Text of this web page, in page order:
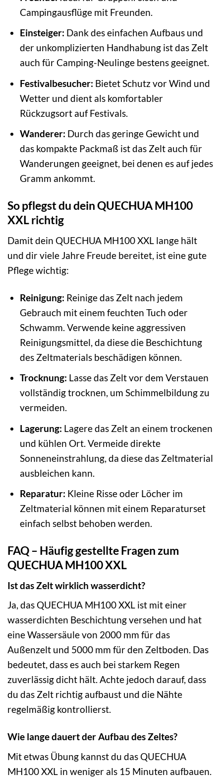
Campingausflüge mit Freunden.
Einsteiger: Dank des einfachen Aufbaus und
der unkomplizierten Handhabung ist das Zelt
auch für Camping-Neulinge bestens geeignet.
Festivalbesucher: Bietet Schutz vor Wind und
Wetter und dient als komfortabler
Rückzugsort auf Festivals.
Wanderer: Durch das geringe Gewicht und
das kompakte Packmaß ist das Zelt auch für
Wanderungen geeignet, bei denen es auf jedes
Gramm ankommt.
So pflegst du dein QUECHUA MH100
XXL richtig
Damit dein QUECHUA MH100 XXL lange hält
und dir viele Jahre Freude bereitet, ist eine gute
Pflege wichtig:
Reinigung: Reinige das Zelt nach jedem
Gebrauch mit einem feuchten Tuch oder
Schwamm. Verwende keine aggressiven
Reinigungsmittel, da diese die Beschichtung
des Zeltmaterials beschädigen können.
Trocknung: Lasse das Zelt vor dem Verstauen
vollständig trocknen, um Schimmelbildung zu
vermeiden.
Lagerung: Lagere das Zelt an einem trockenen
und kühlen Ort. Vermeide direkte
Sonneneinstrahlung, da diese das Zeltmaterial
ausbleichen kann.
Reparatur: Kleine Risse oder Löcher im
Zeltmaterial können mit einem Reparaturset
einfach selbst behoben werden.
FAQ – Häufig gestellte Fragen zum
QUECHUA MH100 XXL
Ist das Zelt wirklich wasserdicht?
Ja, das QUECHUA MH100 XXL ist mit einer
wasserdichten Beschichtung versehen und hat
eine Wassersäule von 2000 mm für das
Außenzelt und 5000 mm für den Zeltboden. Das
bedeutet, dass es auch bei starkem Regen
zuverlässig dicht hält. Achte jedoch darauf, dass
du das Zelt richtig aufbaust und die Nähte
regelmäßig kontrollierst.
Wie lange dauert der Aufbau des Zeltes?
Mit etwas Übung kannst du das QUECHUA
MH100 XXL in weniger als 15 Minuten aufbauen.